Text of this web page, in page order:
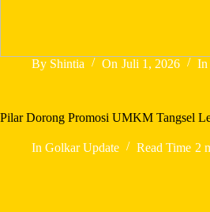
By Shintia On Juli 1, 2026 In
Pilar Dorong Promosi UMKM Tangsel
In Golkar Update Read Time 2